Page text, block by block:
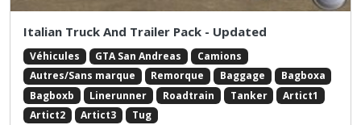
Italian Truck And Trailer Pack - Updated
Véhicules GTA San Andreas
Camions
Autres/Sans marque
Remorque Baggage
Bagboxa
Bagboxb
Linerunner Roadtrain Tanker
Artict1
Artict2
Artict3 Tug